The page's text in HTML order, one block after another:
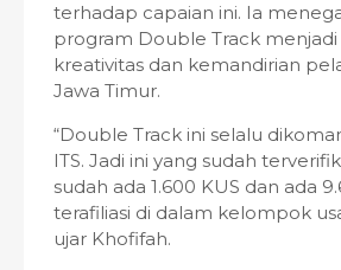
terhadap capaian ini. Ia
program Double Track
kreativitas dan kemandirian
Jawa Timur.
“Double Track ini selalu
ITS. Jadi ini yang sudah
sudah ada 1.600 KUS dan ada
terafiliasi di dalam kelompok
ujar Khofifah.